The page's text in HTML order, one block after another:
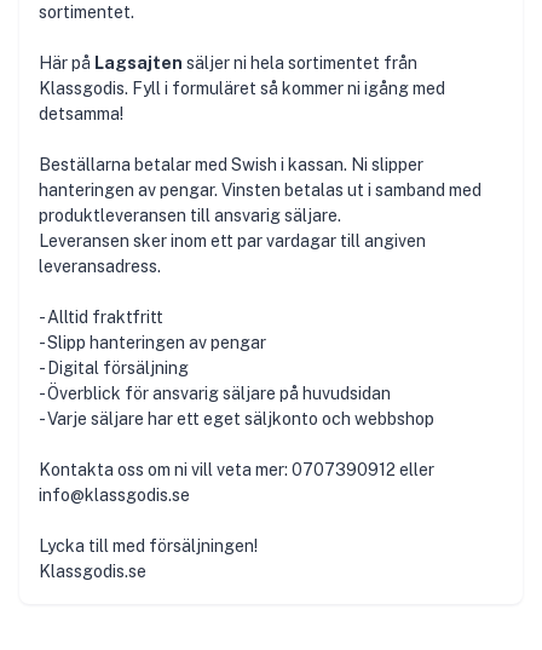
sortimentet.
Här på Lagsajten säljer ni hela sortimentet från
Klassgodis. Fyll i formuläret så kommer ni igång med
detsamma!
Beställarna betalar med Swish i kassan. Ni slipper
hanteringen av pengar. Vinsten betalas ut i samband med
produktleveransen till ansvarig säljare.
Leveransen sker inom ett par vardagar till angiven
leveransadress.
- Alltid fraktfritt
- Slipp hanteringen av pengar
- Digital försäljning
- Överblick för ansvarig säljare på huvudsidan
- Varje säljare har ett eget säljkonto och webbshop
Kontakta oss om ni vill veta mer: 0707390912 eller
info@klassgodis.se
Lycka till med försäljningen!
Klassgodis.se